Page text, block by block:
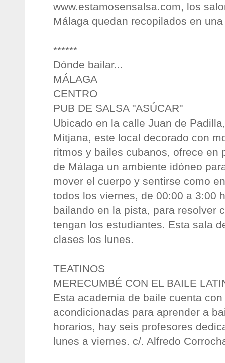
www.estamosensalsa.com, los
Málaga quedan recopilados en
******
Dónde bailar...
MÁLAGA
CENTRO
PUB DE SALSA "ASÚCAR"
Ubicado en la calle Juan de
Mitjana, este local decorado con
ritmos y bailes cubanos, ofrece en
de Málaga un ambiente idóneo
mover el cuerpo y sentirse como
todos los viernes, de 00:00 a 3:00
bailando en la pista, para resolver
tengan los estudiantes. Esta sala
clases los lunes.
TEATINOS
MERECUMBÉ CON EL BAILE
Esta academia de baile cuenta
acondicionadas para aprender a
horarios, hay seis profesores
lunes a viernes. c/. Alfredo